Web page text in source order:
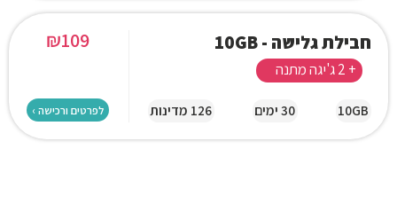
חבילת גלישה - 10GB
+ 2 ג'יגה מתנה
10GB 30 ימים 126 מדינות
₪109
לפרטים ורכישה ›